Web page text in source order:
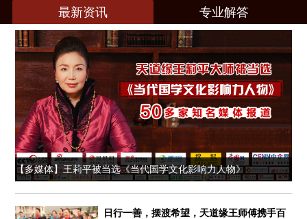
最新资讯 专业解答
【多媒体】王莉平被当选《当代国学文化影响力人物》
日行一善，摆渡希望，天道缘王师傅携手百